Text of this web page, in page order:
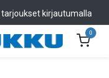
kirjautumalla
0